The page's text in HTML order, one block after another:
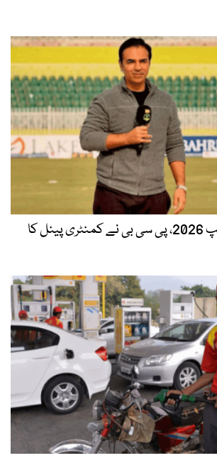
نیشنل چیمپیئنز کپ 2026، پی سی بی نے کمنٹری پینل کا